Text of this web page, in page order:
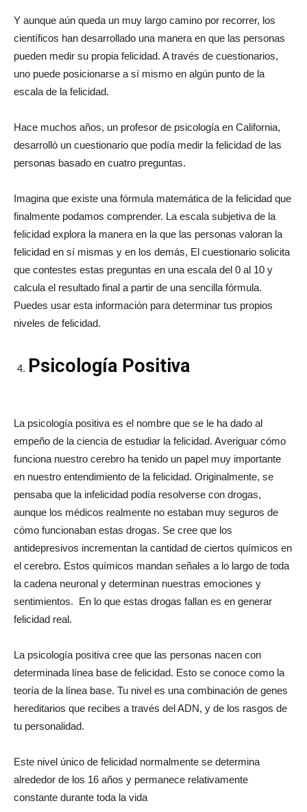
Y aunque aún queda un muy largo camino por recorrer, los
científicos han desarrollado una manera en que las personas
pueden medir su propia felicidad. A través de cuestionarios,
uno puede posicionarse a sí mismo en algún punto de la
escala de la felicidad.
Hace muchos años, un profesor de psicología en California,
desarrolló un cuestionario que podía medir la felicidad de las
personas basado en cuatro preguntas.
Imagina que existe una fórmula matemática de la felicidad que
finalmente podamos comprender. La escala subjetiva de la
felicidad explora la manera en la que las personas valoran la
felicidad en sí mismas y en los demás, El cuestionario solicita
que contestes estas preguntas en una escala del 0 al 10 y
calcula el resultado final a partir de una sencilla fórmula.
Puedes usar esta información para determinar tus propios
niveles de felicidad.
Psicología Positiva
La psicología positiva es el nombre que se le ha dado al
empeño de la ciencia de estudiar la felicidad. Averiguar cómo
funciona nuestro cerebro ha tenido un papel muy importante
en nuestro entendimiento de la felicidad. Originalmente, se
pensaba que la infelicidad podía resolverse con drogas,
aunque los médicos realmente no estaban muy seguros de
cómo funcionaban estas drogas. Se cree que los
antidepresivos incrementan la cantidad de ciertos químicos en
el cerebro. Estos químicos mandan señales a lo largo de toda
la cadena neuronal y determinan nuestras emociones y
sentimientos. En lo que estas drogas fallan es en generar
felicidad real.
La psicología positiva cree que las personas nacen con
determinada línea base de felicidad. Esto se conoce como la
teoría de la línea base. Tu nivel es una combinación de genes
hereditarios que recibes a través del ADN, y de los rasgos de
tu personalidad.
Este nivel único de felicidad normalmente se determina
alrededor de los 16 años y permanece relativamente
constante durante toda la vida